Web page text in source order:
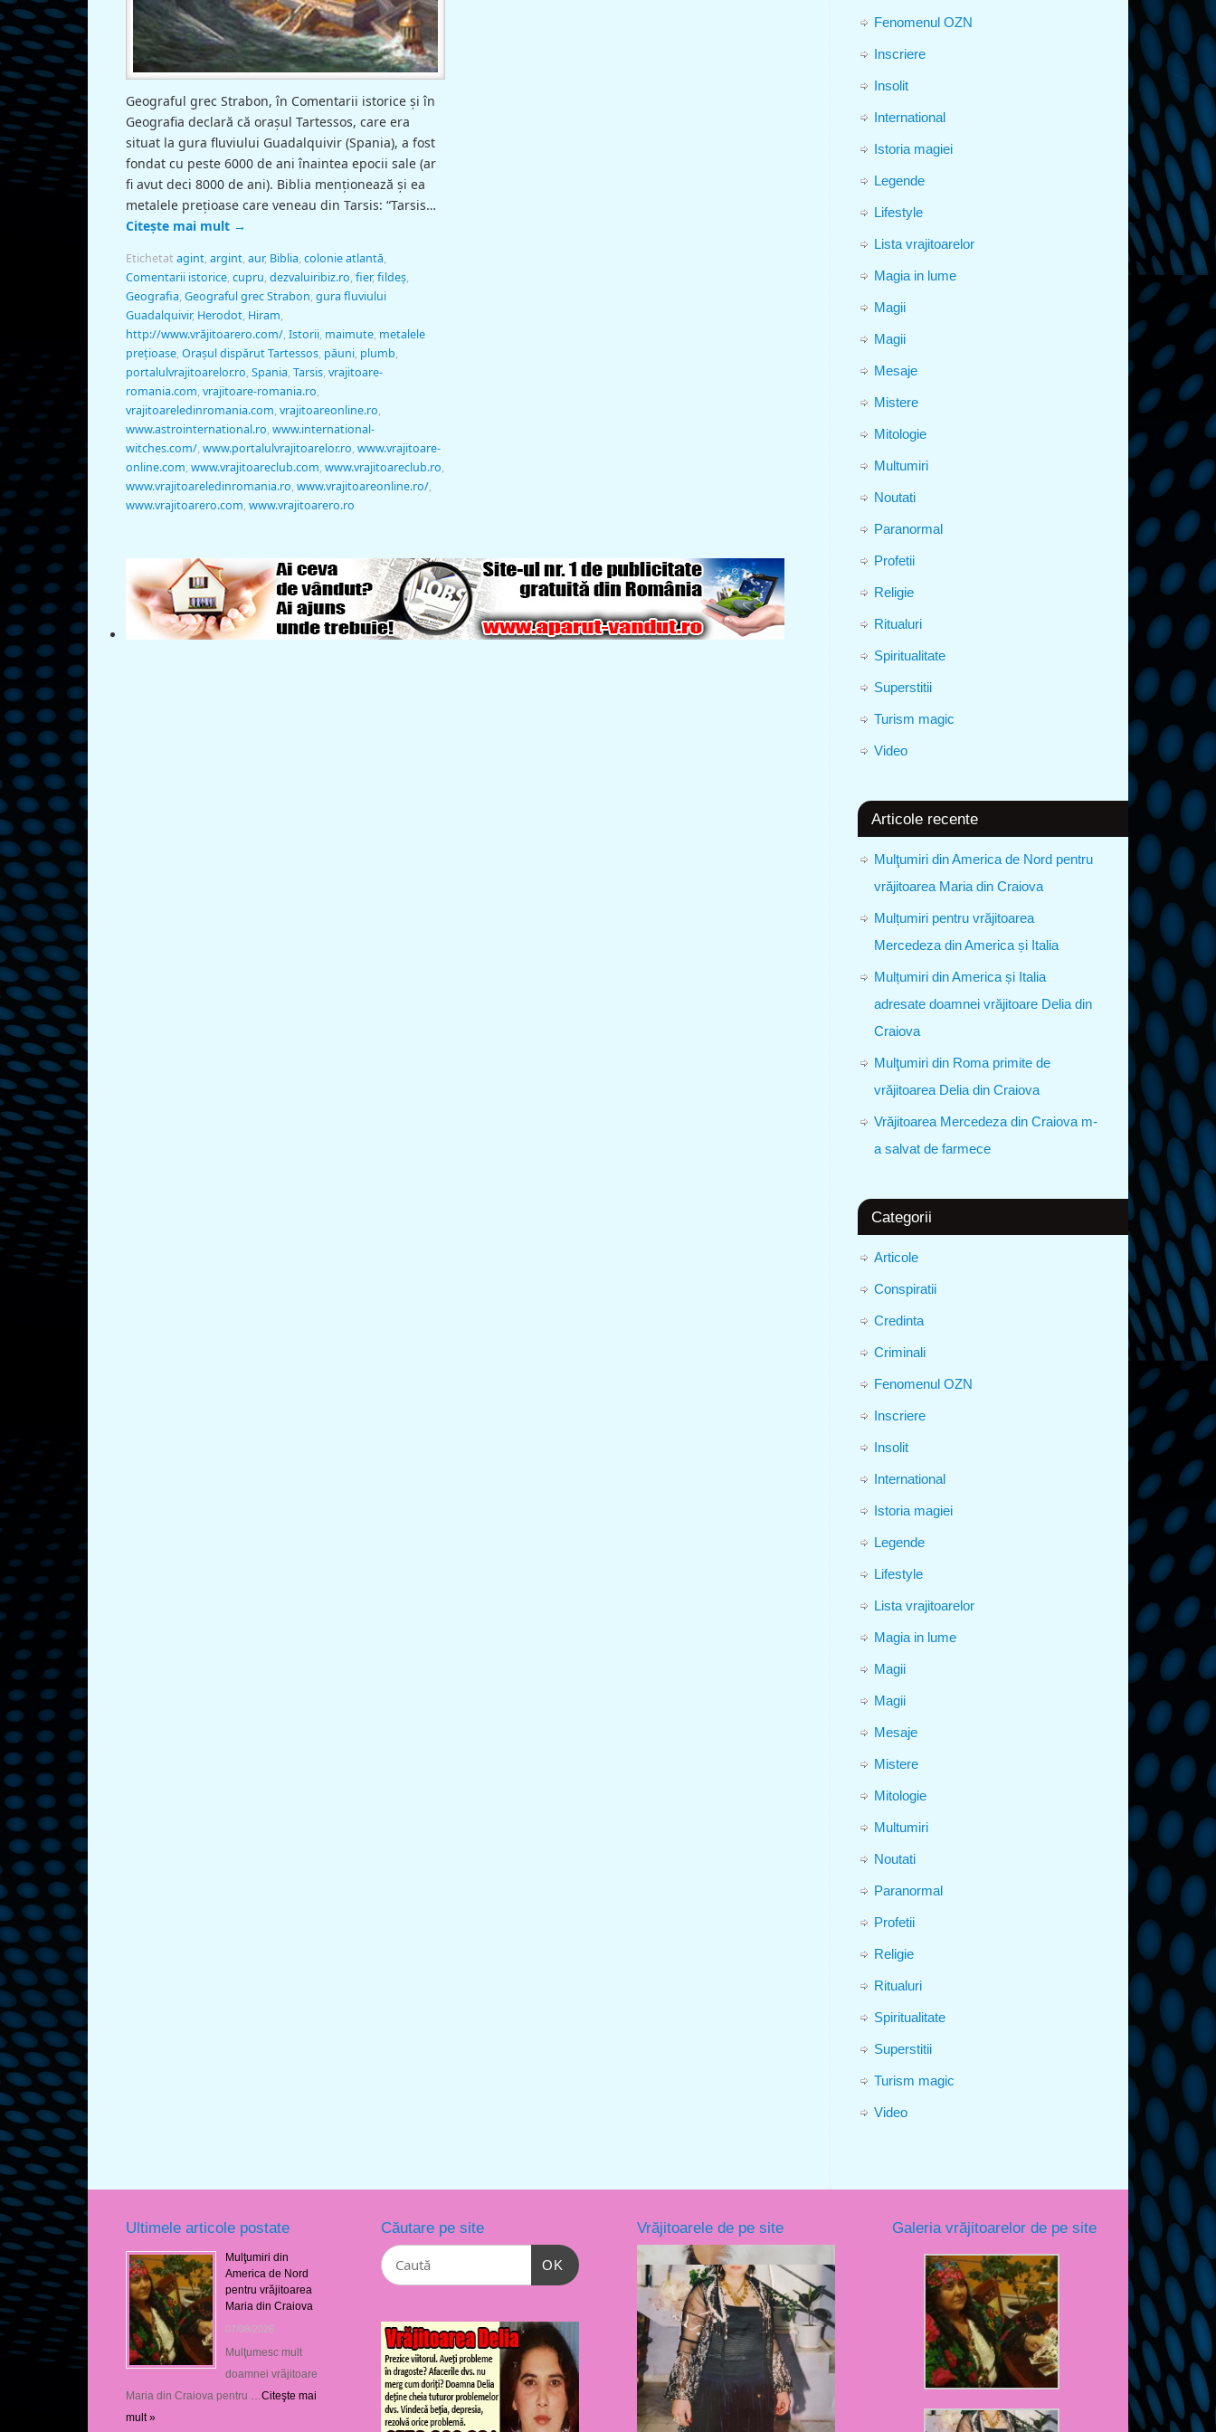
Geograful grec Strabon, în Comentarii istorice şi în
Geografia declară că oraşul Tartessos, care era
situat la gura fluviului Guadalquivir (Spania), a fost
fondat cu peste 6000 de ani înaintea epocii sale (ar
fi avut deci 8000 de ani). Biblia menţionează şi ea
metalele preţioase care veneau din Tarsis: “Tarsis…
Citește mai mult →
Etichetat agint,argint,aur, Biblia,colonie atlantă,
Comentarii istorice,cupru,dezvaluiribiz.ro,fier,fildeş,
Geografia,Geograful grec Strabon,gura fluviului
Guadalquivir, Herodot, Hiram,
http://www.vrăjitoarero.com/,Istorii, maimute, metalele
preţioase,Oraşul dispărut Tartessos, păuni, plumb,
portalulvrajitoarelor.ro,Spania,Tarsis,vrajitoare-
romania.com,vrajitoare-romania.ro,
vrajitoareledinromania.com,vrajitoareonline.ro,
www.astrointernational.ro,www.international-
witches.com/,www.portalulvrajitoarelor.ro,www.vrajitoare-
online.com,www.vrajitoareclub.com,www.vrajitoareclub.ro,
www.vrajitoareledinromania.ro,www.vrajitoareonline.ro/,
www.vrajitoarero.com,www.vrajitoarero.ro
Fenomenul OZN
Inscriere
Insolit
International
Istoria magiei
Legende
Lifestyle
Lista vrajitoarelor
Magia in lume
Magii
Magii
Mesaje
Mistere
Mitologie
Multumiri
Noutati
Paranormal
Profetii
Religie
Ritualuri
Spiritualitate
Superstitii
Turism magic
Video
Articole recente
Mulţumiri din America de Nord pentru
vrăjitoarea Maria din Craiova
Mulțumiri pentru vrăjitoarea
Mercedeza din America și Italia
Mulțumiri din America și Italia
adresate doamnei vrăjitoare Delia din
Craiova
Mulţumiri din Roma primite de
vrăjitoarea Delia din Craiova
Vrăjitoarea Mercedeza din Craiova m-
a salvat de farmece
Categorii
Articole
Conspiratii
Credinta
Criminali
Fenomenul OZN
Inscriere
Insolit
International
Istoria magiei
Legende
Lifestyle
Lista vrajitoarelor
Magia in lume
Magii
Magii
Mesaje
Mistere
Mitologie
Multumiri
Noutati
Paranormal
Profetii
Religie
Ritualuri
Spiritualitate
Superstitii
Turism magic
Video
Ultimele articole postate
Mulţumiri din
America de Nord
pentru vrăjitoarea
Maria din Craiova
07/08/2026
Mulţumesc mult
doamnei vrăjitoare
Maria din Craiova pentru … Citeşte mai
mult »
Căutare pe site
OK
Vrăjitoarele de pe site Galeria vrăjitoarelor de pe site